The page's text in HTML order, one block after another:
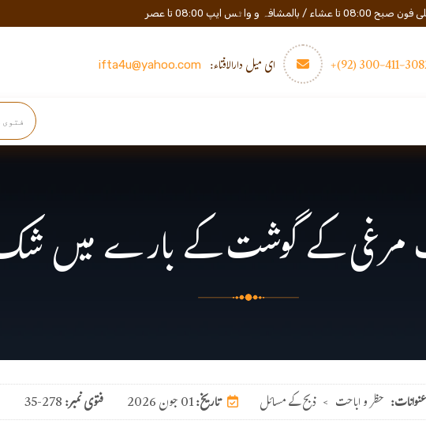
و واٹس ایپ 08:00 تا عصر
3082-411- ای میل دارالافتاء: ifta4u@yahoo.com
مرغی کے گوشت کے بارے میں
فتوی نمبر:35-278 تاریخ:01 جون 2026 عنوانات: حظر و اباحت > ذبح کے مسائل